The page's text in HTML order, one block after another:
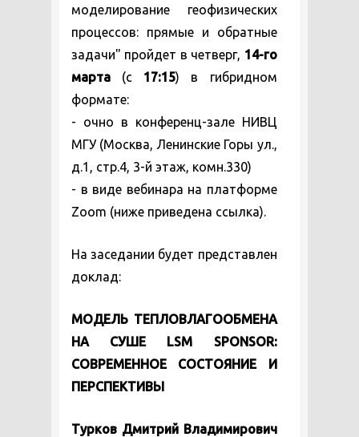
моделирование геофизических
процессов: прямые и обратные
задачи" пройдет в четверг, 14-го
марта (с 17:15) в гибридном
формате:
- очно в конференц-зале НИВЦ
МГУ (Москва, Ленинские Горы ул.,
д.1, стр.4, 3-й этаж, комн.330)
- в виде вебинара на платформе
Zoom (ниже приведена ссылка).
На заседании будет представлен
доклад:
МОДЕЛЬ ТЕПЛОВЛАГООБМЕНА
НА СУШЕ LSM SPONSOR:
СОВРЕМЕННОЕ СОСТОЯНИЕ И
ПЕРСПЕКТИВЫ
Турков Дмитрий Владимирович